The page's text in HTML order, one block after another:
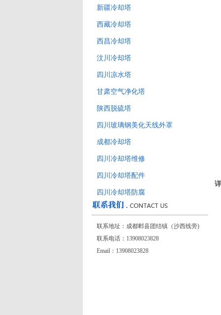
新疆冷却塔
西藏冷却塔
西昌冷却塔
汶川冷却塔
四川凉水塔
甘肃空气净化塔
陕西脱硫塔
四川玻璃钢美化天线外罩
成都冷却塔
四川冷却塔维修
四川冷却塔配件
四川冷却塔防腐
联系地址：成都郫县团结镇（沙西线旁)
联系电话：13908023828
Email：13908023828